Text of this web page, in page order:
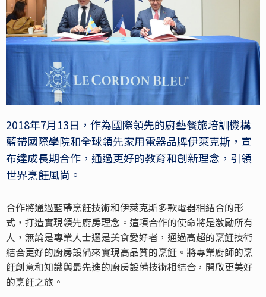
2018年7月13日，作為國際領先的廚藝餐旅培訓機構
藍帶國際學院和全球領先家用電器品牌伊萊克斯，宣
布達成長期合作，通過更好的教育和創新理念，引領
世界烹飪風尚。
合作將通過藍帶烹飪技術和伊萊克斯多款電器相結合的形
式，打造實現領先廚房理念。這項合作的使命將是激勵所有
人，無論是專業人士還是美食愛好者，通過高超的烹飪技術
結合更好的廚房設備來實現高品質的烹飪。將專業廚師的烹
飪創意和知識與最先進的廚房設備技術相結合，開啟更美好
的烹飪之旅。